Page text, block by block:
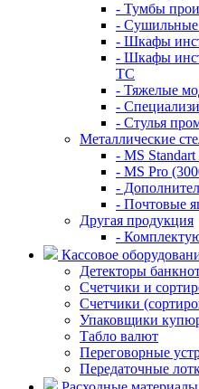
- Тумбы
-
- Шкафы
- Шкафы
TC
- Тяжелые
-
- Стулья
Металлические
- MS
- MS Pro
-
- Почтовые
Другая продукция
-
Кассовое
Детекторы
Счетчики и
Счетчики
Упаковщики
Табло валют
Переговорные
Передаточные